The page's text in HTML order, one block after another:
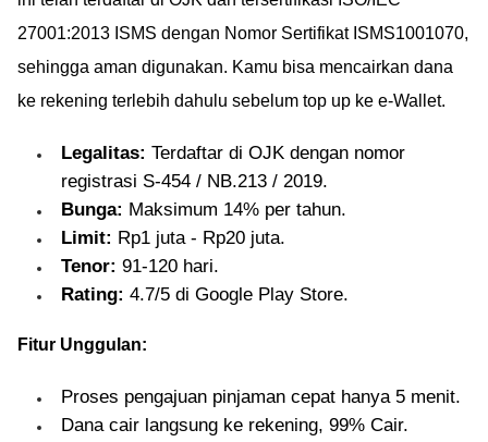
27001:2013 ISMS dengan Nomor Sertifikat ISMS1001070,
sehingga aman digunakan. Kamu bisa mencairkan dana
ke rekening terlebih dahulu sebelum top up ke e-Wallet.
Legalitas: Terdaftar di OJK dengan nomor
registrasi S-454 / NB.213 / 2019.
Bunga: Maksimum 14% per tahun.
Limit: Rp1 juta - Rp20 juta.
Tenor: 91-120 hari.
Rating: 4.7/5 di Google Play Store.
Fitur Unggulan:
Proses pengajuan pinjaman cepat hanya 5 menit.
Dana cair langsung ke rekening, 99% Cair.